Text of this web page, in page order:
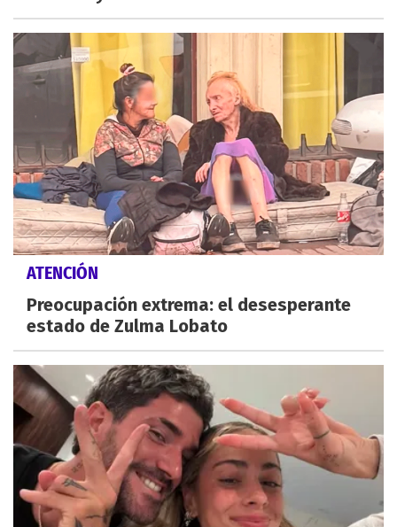
ATENCIÓN
Preocupación extrema: el desesperante
estado de Zulma Lobato